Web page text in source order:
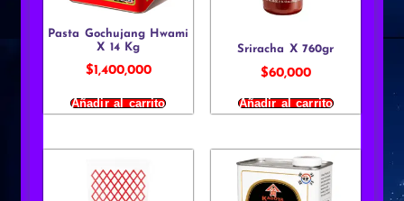
Pasta Gochujang Hwami
X 14 Kg
$1,400,000
Añadir al carrito
Sriracha X 760gr
$60,000
Añadir al carrito